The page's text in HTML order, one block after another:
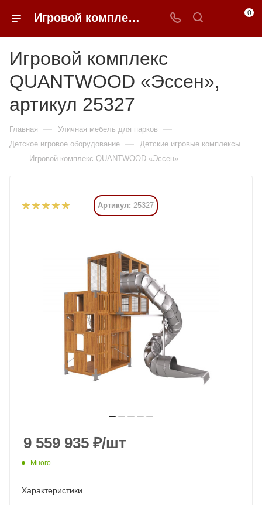
Игровой комплекс QUANTWOOD «Эссен» купить в Москве от 8 690 850 ₽ - 0FFER 0
Игровой комплекс
QUANTWOOD «Эссен»,
артикул 25327
Главная — Уличная мебель для парков —
Детское игровое оборудование — Детские игровые комплексы
— Игровой комплекс QUANTWOOD «Эссен»
Артикул: 25327
9 559 935 ₽/шт
Много
Характеристики